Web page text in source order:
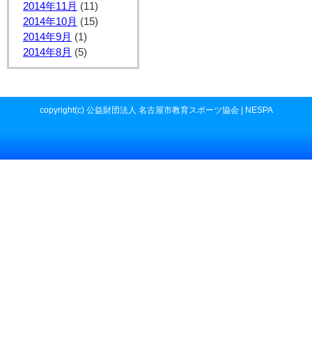
2014年11月 (11)
2014年10月 (15)
2014年9月 (1)
2014年8月 (5)
copyright(c) 公益財団法人 名古屋市教育スポーツ協会 | NESPA